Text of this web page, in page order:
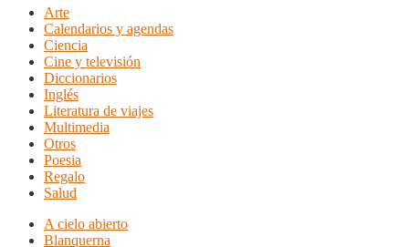
Arte
Calendarios y agendas
Ciencia
Cine y televisión
Diccionarios
Inglés
Literatura de viajes
Multimedia
Otros
Poesia
Regalo
Salud
A cielo abierto
Blanquerna